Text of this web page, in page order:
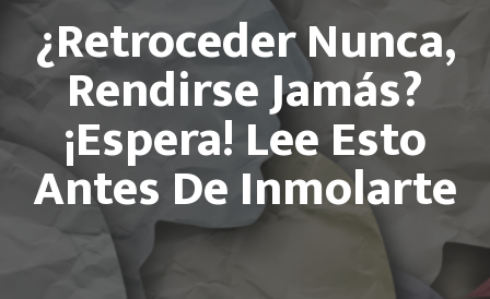
¿Retroceder Nunca,
Rendirse Jamás?
¡Espera! Lee Esto
Antes De Inmolarte